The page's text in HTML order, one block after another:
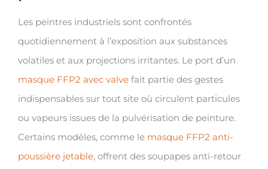
Les peintres industriels sont confrontés
quotidiennement à l’exposition aux substances
volatiles et aux projections irritantes. Le port d’un
masque FFP2 avec valve fait partie des gestes
indispensables sur tout site où circulent particules
ou vapeurs issues de la pulvérisation de peinture.
Certains modèles, comme le masque FFP2 anti-
poussière jetable, offrent des soupapes anti-retour